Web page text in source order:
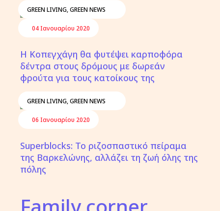
GREEN LIVING,GREEN NEWS
04 Ιανουαρίου 2020
Η Κοπεγχάγη θα φυτέψει καρποφόρα
δέντρα στους δρόμους με δωρεάν
φρούτα για τους κατοίκους της
GREEN LIVING,GREEN NEWS
06 Ιανουαρίου 2020
Superblocks: Το ριζοσπαστικό πείραμα
της Βαρκελώνης, αλλάζει τη ζωή όλης της
πόλης